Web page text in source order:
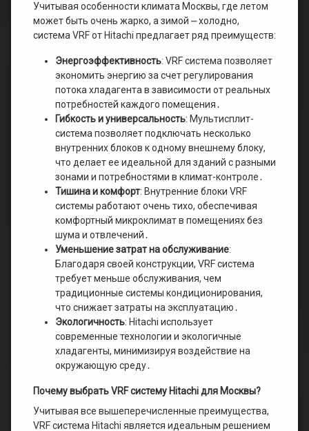
Учитывая особенности климата Москвы, где летом
может быть очень жарко, а зимой ⎼ холодно,
система VRF от Hitachi предлагает ряд преимуществ:
Энергоэффективность: VRF система позволяет
экономить энергию за счет регулирования
потока хладагента в зависимости от реальных
потребностей каждого помещения․
Гибкость и универсальность: Мультисплит-
система позволяет подключать несколько
внутренних блоков к одному внешнему блоку,
что делает ее идеальной для зданий с разными
зонами и потребностями в климат-контроле․
Тишина и комфорт: Внутренние блоки VRF
системы работают очень тихо, обеспечивая
комфортный микроклимат в помещениях без
шума и отвлечений․
Уменьшение затрат на обслуживание:
Благодаря своей конструкции, VRF система
требует меньше обслуживания, чем
традиционные системы кондиционирования,
что снижает затраты на эксплуатацию․
Экологичность: Hitachi использует
современные технологии и экологичные
хладагенты, минимизируя воздействие на
окружающую среду․
Почему выбрать VRF систему Hitachi для Москвы?
Учитывая все вышеперечисленные преимущества,
VRF система Hitachi является идеальным решением